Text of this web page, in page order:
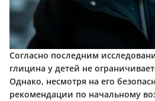
Согласно последним
глицина у детей не
Однако, несмотря на его
рекомендации по начальному